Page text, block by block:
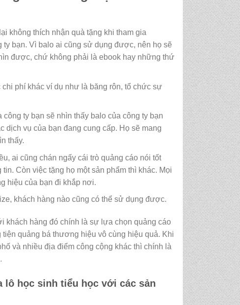
không thích nhận quà tặng khi tham gia
bạn. Vì balo ai cũng sử dụng được, nên họ sẽ
được, chứ không phải là ebook hay những thứ
phí khác ví dụ như là băng rôn, tổ chức sự
ty bạn sẽ nhìn thấy balo của công ty bạn
dịch vụ của bạn đang cung cấp. Họ sẽ mang
thấy.
ai cũng chán ngấy cái trò quảng cáo nói tốt
Còn việc tặng họ một sản phẩm thì khác. Mọi
hiệu của bạn đi khắp nơi.
khách hàng nào cũng có thể sử dụng được.
khách hàng đó chính là sự lựa chọn quảng cáo
tiện quảng bá thương hiệu vô cùng hiệu quả. Khi
và nhiều địa điểm công cộng khác thì chính là
lô học sinh tiểu họcvới các sản